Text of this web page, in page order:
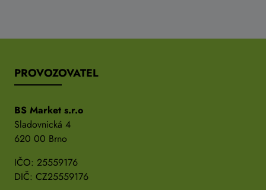
PROVOZOVATEL
BS Market s.r.o
Sladovnická 4
620 00 Brno
IČO: 25559176
DIČ: CZ25559176